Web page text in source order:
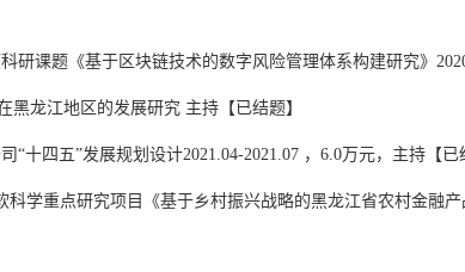
研课题《基于区块链技术的数字风险管理体系构建研究》
黑龙江地区的发展研究 主持【已结题】
“十四五”发展规划设计2021.04-2021.07 ， 6.0万元，主持【已
学重点研究项目《基于乡村振兴战略的黑龙江省农村金融产